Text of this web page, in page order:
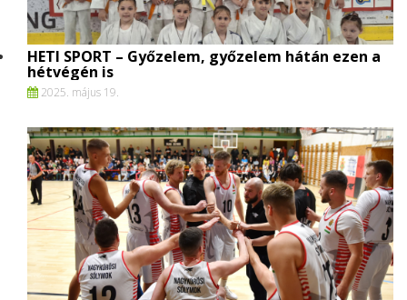
HETI SPORT – Győzelem, győzelem hátán ezen a
hétvégén is
2025. május 19.